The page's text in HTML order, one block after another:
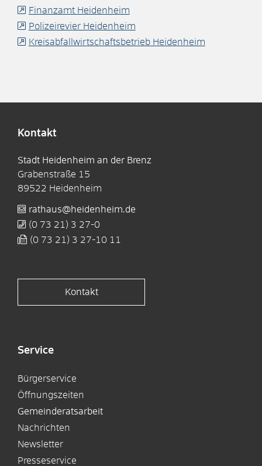
Finanzamt Heidenheim
Polizeirevier Heidenheim
Kreisabfallwirtschaftsbetrieb Heidenheim
Kontakt
Stadt Heidenheim an der Brenz
Grabenstraße 15
89522 Heidenheim
rathaus@heidenheim.de
(0 73 21) 3 27-0
(0 73 21) 3 27-10 11
Kontakt
Service
Bürgerservice
Öffnungszeiten
Gemeinderatsarbeit
Nachrichten
Newsletter
Presseservice